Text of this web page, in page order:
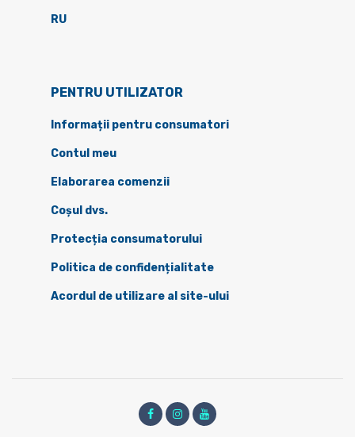
RU
PENTRU UTILIZATOR
Informații pentru consumatori
Contul meu
Elaborarea comenzii
Coșul dvs.
Protecția consumatorului
Politica de confidențialitate
Acordul de utilizare al site-ului